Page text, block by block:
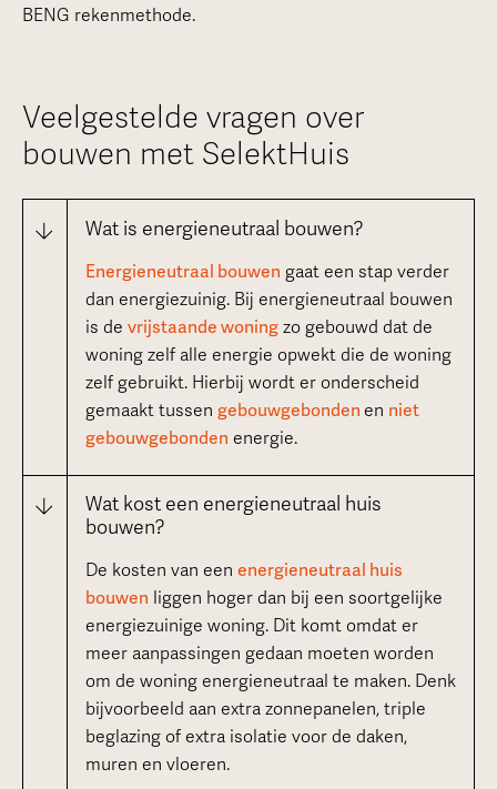
BENG rekenmethode.
Veelgestelde vragen over
bouwen met SelektHuis
Wat is energieneutraal bouwen?
Energieneutraal bouwen gaat een stap verder
dan energiezuinig. Bij energieneutraal bouwen
is de vrijstaande woningzo gebouwd dat de
woning zelf alle energie opwekt die de woning
zelf gebruikt. Hierbij wordt er onderscheid
gemaakt tussen gebouwgebonden en niet
gebouwgebonden energie.
Wat kost een energieneutraal huis
bouwen?
De kosten van een energieneutraal huis
bouwen liggen hoger dan bij een soortgelijke
energiezuinige woning. Dit komt omdat er
meer aanpassingen gedaan moeten worden
om de woning energieneutraal te maken. Denk
bijvoorbeeld aan extra zonnepanelen, triple
beglazing of extra isolatie voor de daken,
muren en vloeren.